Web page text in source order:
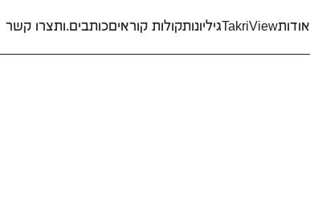
אודותTakriViewגיליונותקולות קוראיםכותבים.ותצרו קשר